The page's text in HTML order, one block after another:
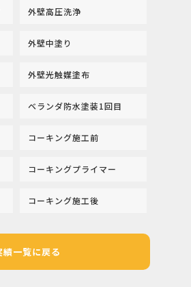
外壁高圧洗浄
外壁中塗り
外壁光触媒塗布
ベランダ防水塗装1回目
コーキング施工前
コーキングプライマー
コーキング施工後
績一覧に戻る